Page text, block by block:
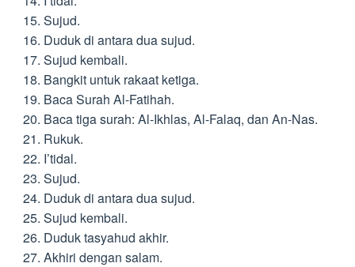
Sujud.
Duduk di antara dua sujud.
Sujud kembali.
Bangkit untuk rakaat ketiga.
Baca Surah Al-Fatihah.
Baca tiga surah: Al-Ikhlas, Al-Falaq, dan An-Nas.
Rukuk.
I’tidal.
Sujud.
Duduk di antara dua sujud.
Sujud kembali.
Duduk tasyahud akhir.
Akhiri dengan salam.